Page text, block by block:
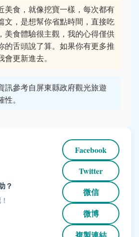
美食，就像挖寶一樣，每次都有
文，是想幫你省點時間，直接吃
美食體驗很主觀，我的心得僅供
的舌頭說了算。如果你有更多推
更新進去。
訊參考自屏東縣政府觀光旅遊
。
？
Facebook
Twitter
微信
微博